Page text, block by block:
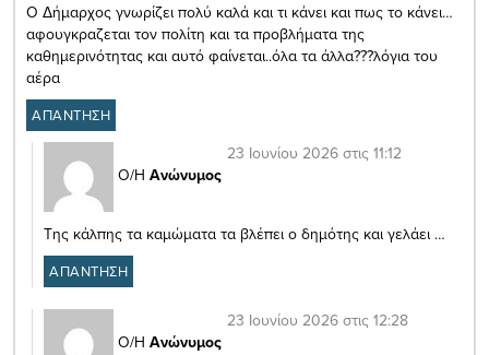
Ο Δήμαρχος γνωρίζει πολύ καλά και τι κάνει και πως το κάνει…
αφουγκραζεται τον πολίτη και τα προβλήματα της
καθημερινότητας και αυτό φαίνεται..όλα τα άλλα???λόγια του
αέρα
ΑΠΑΝΤΗΣΗ
Ο/Η Ανώνυμος
23 Ιουνίου 2026 στις 11:12
Της κάλπης τα καμώματα τα βλέπει ο δημότης και γελάει …
ΑΠΑΝΤΗΣΗ
Ο/Η Ανώνυμος
23 Ιουνίου 2026 στις 12:28